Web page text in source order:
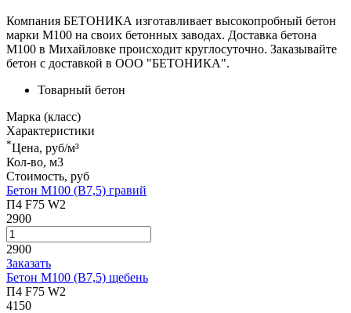
Компания БЕТОНИКА изготавливает высокопробный бетон
марки М100 на своих бетонных заводах. Доставка бетона
М100 в Михайловке происходит круглосуточно. Заказывайте
бетон с доставкой в ООО "БЕТОНИКА".
Товарный бетон
Марка (класс)
Характеристики
*Цена, руб/м³
Кол-во, м3
Стоимость, руб
Бетон М100 (В7,5) гравий
П4 F75 W2
2900
2900
Заказать
Бетон М100 (В7,5) щебень
П4 F75 W2
4150